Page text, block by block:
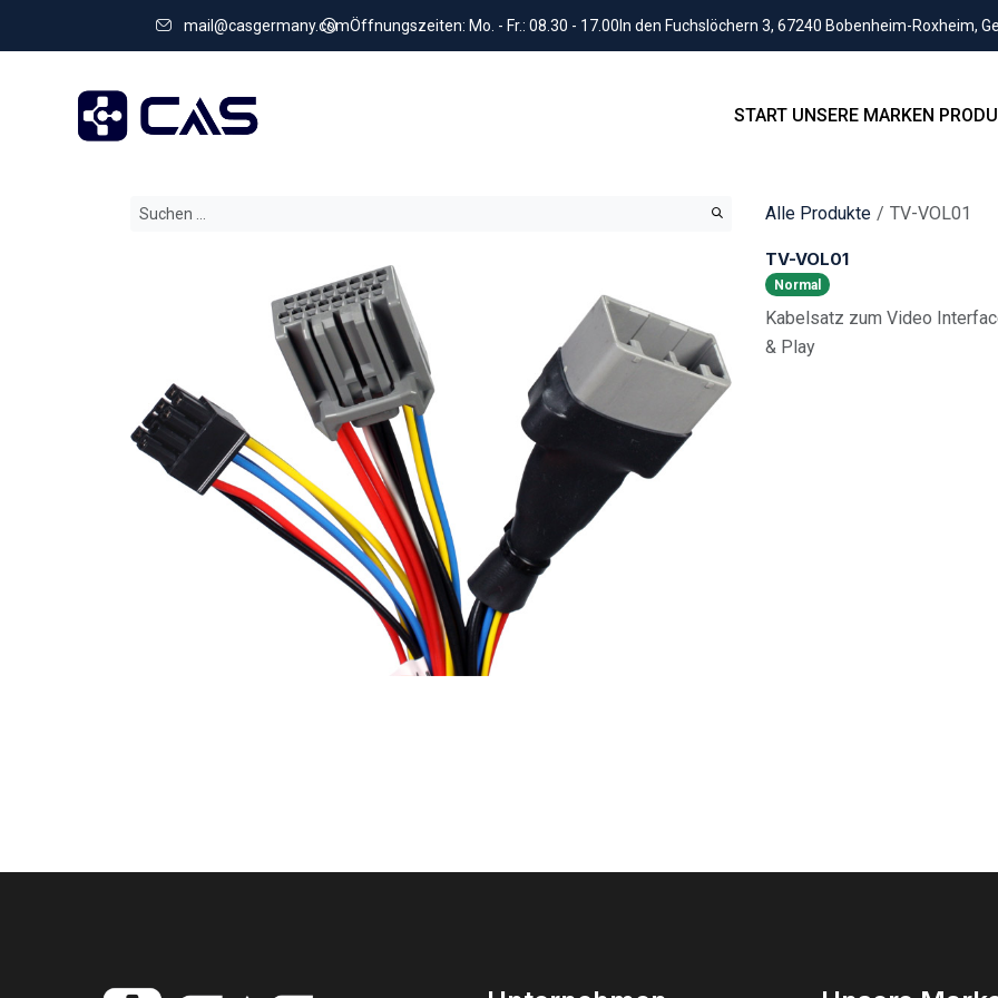
mail@casgermany.comÖffnungszeiten: Mo. - Fr.: 08.30 - 17.00 In den Fuchslöchern 3, 67240 Bobenheim-Roxheim,
START UNSERE MARKEN
Alle Produkte TV-VOL01
TV-VOL01
Normal
Kabelsatz zum Video
& Play